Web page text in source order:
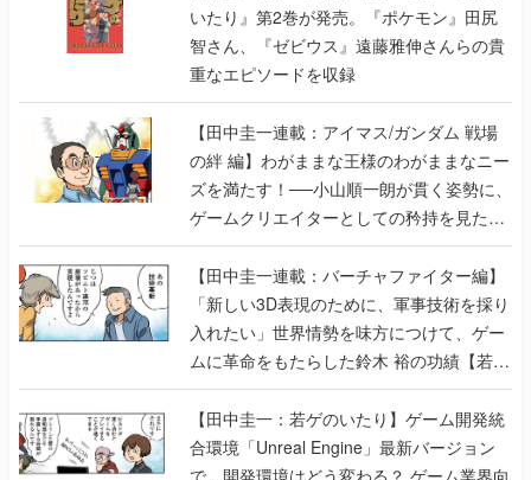
いたり』第2巻が発売。『ポケモン』田尻
智さん、『ゼビウス』遠藤雅伸さんらの貴
重なエピソードを収録
【田中圭一連載：アイマス/ガンダム 戦場
の絆 編】わがままな王様のわがままなニー
ズを満たす！──小山順一朗が貫く姿勢に、
ゲームクリエイターとしての矜持を見た
【若ゲのいたり最終回】
【田中圭一連載：バーチャファイター編】
「新しい3D表現のために、軍事技術を採り
入れたい」世界情勢を味方につけて、ゲー
ムに革命をもたらした鈴木 裕の功績【若ゲ
のいたり】
【田中圭一：若ゲのいたり】ゲーム開発統
合環境「Unreal Engine」最新バージョン